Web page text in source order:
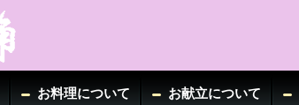
お料理について お献立について